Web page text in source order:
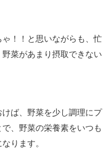
！！と思いながらも、忙
菜があまり摂取できない
ば、野菜を少し調理にプ
、野菜の栄養素をいつも
ります。